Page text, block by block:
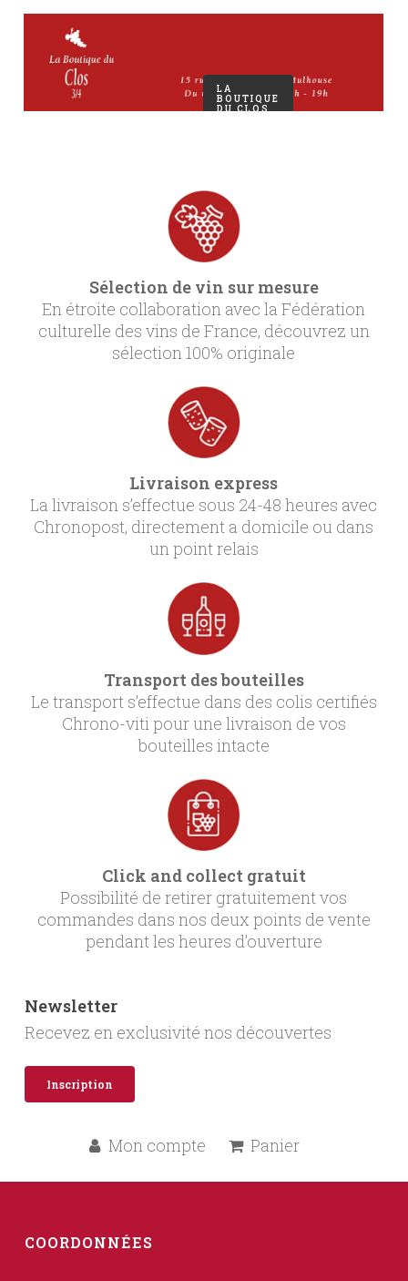
LA
BOUTIQUE
DU CLOS
Sélection de vin sur mesure
En étroite collaboration avec la Fédération
culturelle des vins de France, découvrez un
sélection 100% originale
Livraison express
La livraison s’effectue sous 24-48 heures avec
Chronopost, directement a domicile ou dans
un point relais
Transport des bouteilles
Le transport s’effectue dans des colis certifiés
Chrono-viti pour une livraison de vos
bouteilles intacte
Click and collect gratuit
Possibilité de retirer gratuitement vos
commandes dans nos deux points de vente
pendant les heures d’ouverture
Newsletter
Recevez en exclusivité nos découvertes
Inscription
Mon compte Panier
COORDONNÉES